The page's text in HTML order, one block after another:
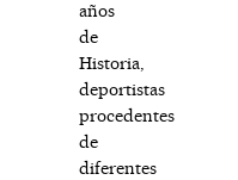
años
de
Historia,
deportistas
procedentes
de
diferentes